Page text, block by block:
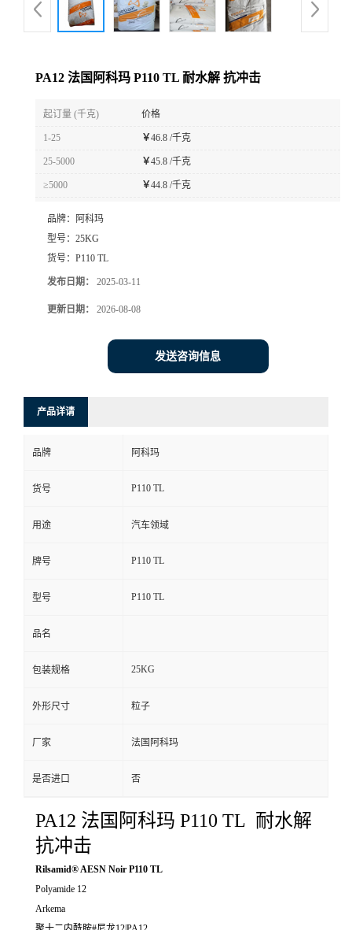
PA12 法国阿科玛 P110 TL 耐水解 抗冲击
起订量 (千克) 价格
1-25 ￥46.8 /千克
25-5000 ￥45.8 /千克
≥5000 ￥44.8 /千克
品牌： 阿科玛
型号： 25KG
货号： P110 TL
发布日期： 2025-03-11
更新日期： 2026-08-08
发送咨询信息
产品详请
品牌 阿科玛
货号 P110 TL
用途 汽车领域
牌号 P110 TL
型号 P110 TL
品名
包装规格 25KG
外形尺寸 粒子
厂家 法国阿科玛
是否进口 否
PA12 法国阿科玛 P110 TL 耐水解
抗冲击
Rilsamid® AESN Noir P110 TL
Polyamide 12
Arkema